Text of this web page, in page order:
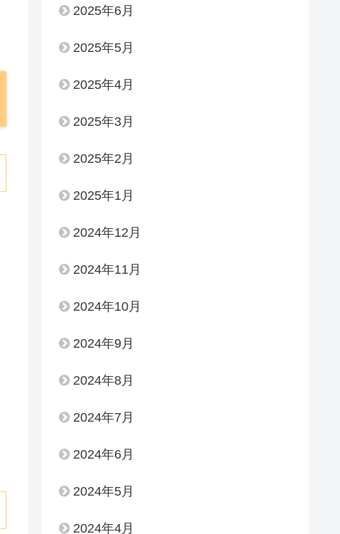
2025年6月
2025年5月
2025年4月
2025年3月
2025年2月
2025年1月
2024年12月
2024年11月
2024年10月
2024年9月
2024年8月
2024年7月
2024年6月
2024年5月
2024年4月